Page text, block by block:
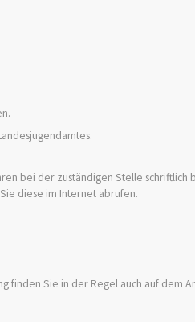
bei der zuständigen Stelle schriftlich
diese im Internet abrufen.
finden Sie in der Regel auch auf dem